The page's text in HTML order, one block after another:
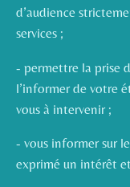
d’audience
services ;
- permettre la prise
l’informer de votre
vous à intervenir ;
- vous informer sur
exprimé un intérêt